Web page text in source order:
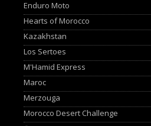
Enduro Moto
Hearts of Morocco
Kazakhstan
Los Sertoes
M'Hamid Express
Maroc
Merzouga
Morocco Desert Challenge